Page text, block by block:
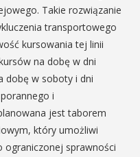
Takie rozwiązanie
transportowego
kursowania tej linii
na dobę w dni
dobę w soboty i dni
i
jest taborem
który umożliwi
sprawności